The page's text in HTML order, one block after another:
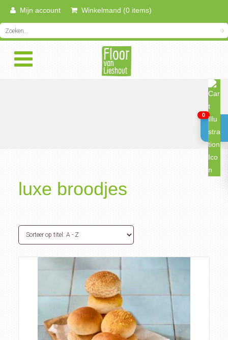
Mijn account Winkelmand (0 items)
luxe broodjes
0